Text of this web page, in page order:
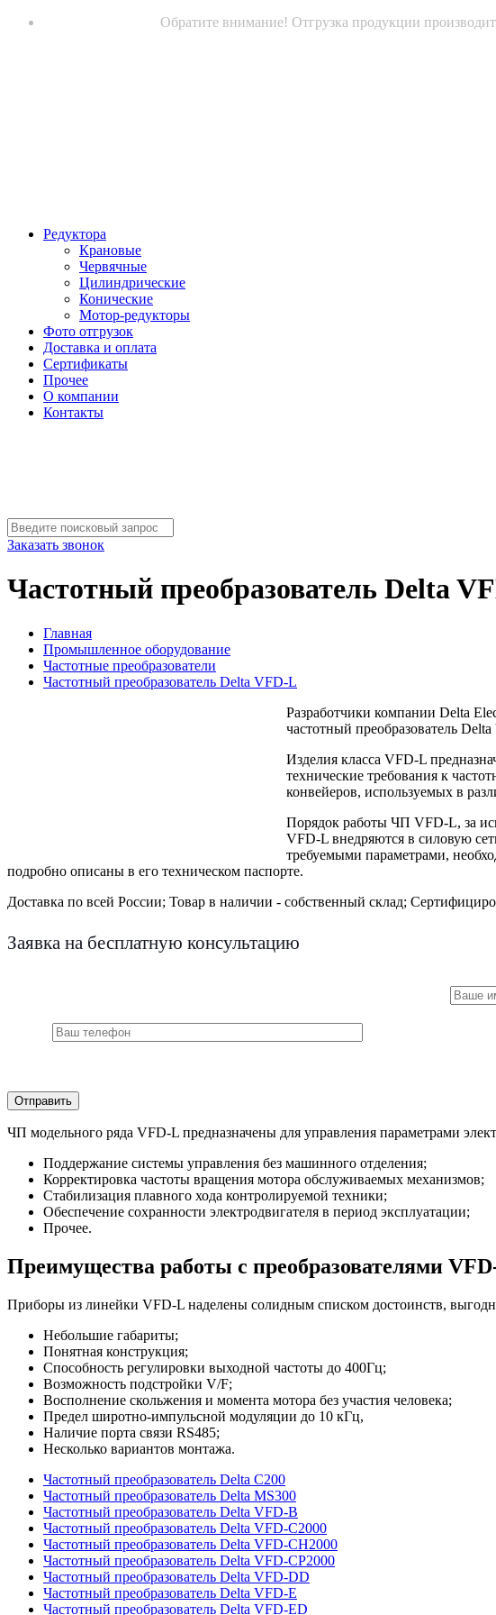
Обратите внимание! Отгрузка продукции
Редуктора
Крановые
Червячные
Цилиндрические
Конические
Мотор-редукторы
Фото отгрузок
Доставка и оплата
Сертификаты
Прочее
О компании
Контакты
Заказать звонок
Частотный преобразователь Delta
Главная
Промышленное оборудование
Частотные преобразователи
Частотный преобразователь Delta VFD-L
Разработчики компании Delta
частотный преобразователь
Изделия класса VFD-L
технические требования к
конвейеров, используемых в
Порядок работы ЧП VFD-L, за
VFD-L внедряются в силовую
требуемыми параметрами,
подробно описаны в его техническом паспорте.
Доставка по всей России; Товар в наличии - собственный склад;
Заявка на бесплатную консультацию
ЧП модельного ряда VFD-L предназначены для управления параметрами
Поддержание системы управления без машинного отделения;
Корректировка частоты вращения мотора обслуживаемых механизмов;
Стабилизация плавного хода контролируемой техники;
Обеспечение сохранности электродвигателя в период эксплуатации;
Прочее.
Преимущества работы с преобразователями
Приборы из линейки VFD-L наделены солидным списком достоинств,
Небольшие габариты;
Понятная конструкция;
Способность регулировки выходной частоты до 400Гц;
Возможность подстройки V/F;
Восполнение скольжения и момента мотора без участия человека;
Предел широтно-импульсной модуляции до 10 кГц,
Наличие порта связи RS485;
Несколько вариантов монтажа.
Частотный преобразователь Delta C200
Частотный преобразователь Delta MS300
Частотный преобразователь Delta VFD-B
Частотный преобразователь Delta VFD-C2000
Частотный преобразователь Delta VFD-CH2000
Частотный преобразователь Delta VFD-CP2000
Частотный преобразователь Delta VFD-DD
Частотный преобразователь Delta VFD-E
Частотный преобразователь Delta VFD-ED